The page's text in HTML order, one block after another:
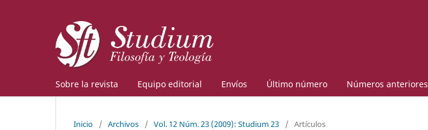
Sobre la revista Equipo editorial Envíos Último número Números anteriores
Inicio / Archivos / Vol. 12 Núm. 23 (2009): Studium 23 / Artículos